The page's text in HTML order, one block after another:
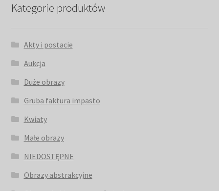
Kategorie produktów
Akty i postacie
Aukcja
Duże obrazy
Gruba faktura impasto
Kwiaty
Małe obrazy
NIEDOSTĘPNE
Obrazy abstrakcyjne